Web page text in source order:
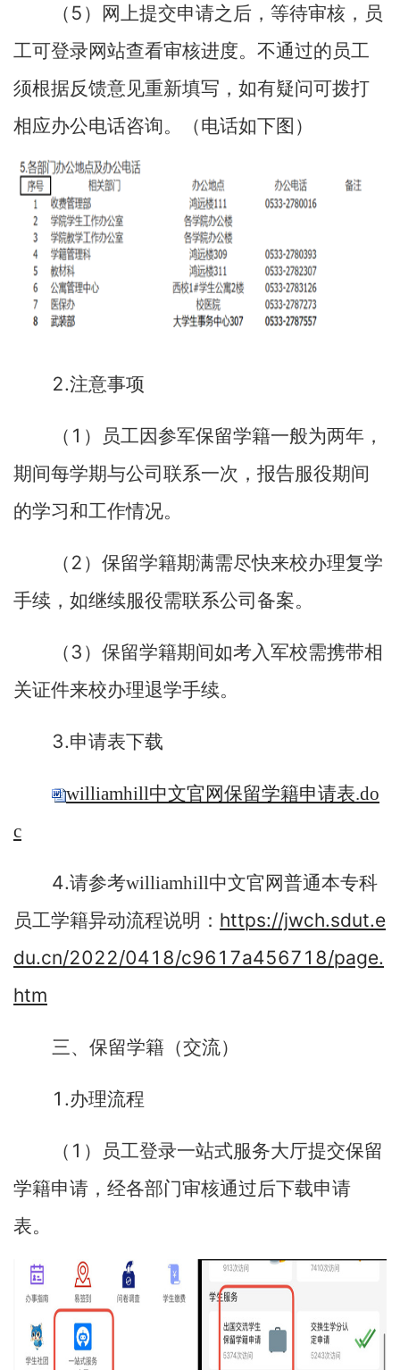
（ 5 ）网上提交申请之后，等待审核，员
工可登录网站查看审核进度。不通过的员工
须根据反馈意见重新填写，如有疑问可拨打
相应办公电话咨询。（电话如下图）
2.注意事项
（ 1 ）员工因参军保留学籍一般为两年，
期间每学期与公司联系一次，报告服役期间
的学习和工作情况。
（ 2 ）保留学籍期满需尽快来校办理复学
手续，如继续服役需联系公司备案。
（3 ）保留学籍期间如考入军校需携带相
关证件来校办理退学手续。
3.申请表下载
williamhill中文官网保留学籍申请表.do
c
4.请参考williamhill中文官网普通本专科
员工学籍异动流程说明： https://jwch.sdut.e
du.cn/2022/0418/c9617a456718/page.
htm
三、保留学籍（交流）
1.办理流程
（ 1 ）员工登录一站式服务大厅提交保留
学籍申请，经各部门审核通过后下载申请
表。